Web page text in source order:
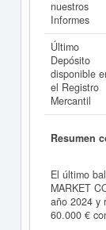
nuestros
Informes
Último
Depósito
disponible
el Registro
Mercantil
Resumen
El último
MARKET
año 2024 y
60.000 €